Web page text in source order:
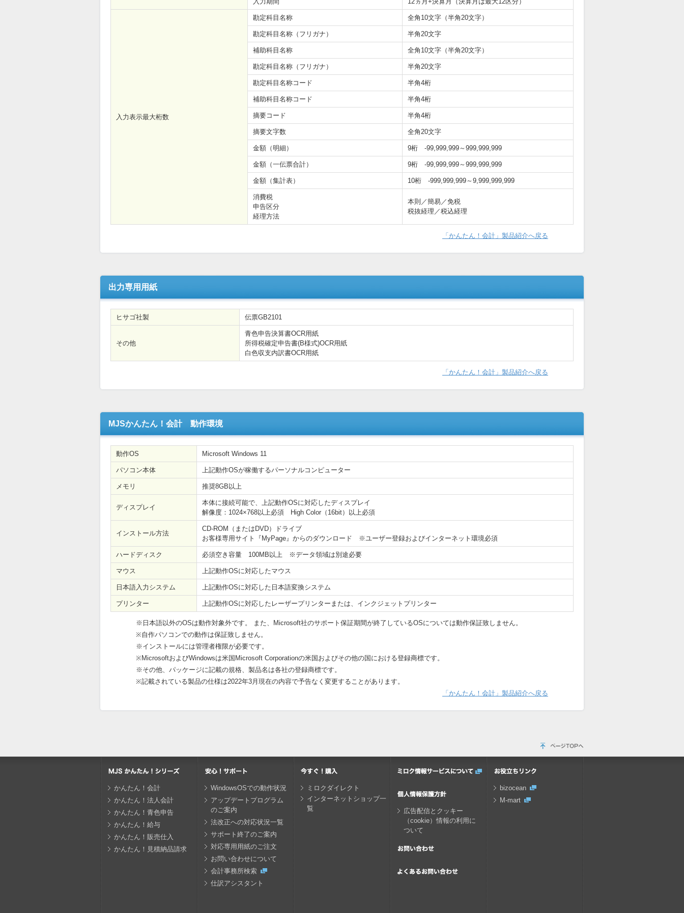
入力表示最大桁数
勘定科目名称 全角10文字（半角20文字）
勘定科目名称（フリガナ） 半角20文字
補助科目名称 全角10文字（半角20文字）
勘定科目名称（フリガナ） 半角20文字
勘定科目名称コード 半角4桁
補助科目名称コード 半角4桁
摘要コード 半角4桁
摘要文字数 全角20文字
金額（明細） 9桁 -99,999,999～999,999,999
金額（一伝票合計） 9桁 -99,999,999～999,999,999
金額（集計表） 10桁 -999,999,999～9,999,999,999
消費税
申告区分
経理方法
本則／簡易／免税
税抜経理／税込経理
「かんたん！会計」製品紹介へ戻る
出力専用用紙
ヒサゴ社製 伝票GB2101
その他
青色申告決算書OCR用紙
所得税確定申告書(B様式)OCR用紙
白色収支内訳書OCR用紙
「かんたん！会計」製品紹介へ戻る
MJSかんたん！会計 動作環境
動作OS Microsoft Windows 11
パソコン本体 上記動作OSが稼働するパーソナルコンピューター
メモリ 推奨8GB以上
ディスプレイ
本体に接続可能で、上記動作OSに対応したディスプレイ
解像度：1024×768以上必須 High Color（16bit）以上必須
インストール方法
CD-ROM（またはDVD）ドライブ
お客様専用サイト『MyPage』からのダウンロード ※ユーザー登録およびインターネット環境必須
ハードディスク 必須空き容量 100MB以上 ※データ領域は別途必要
マウス 上記動作OSに対応したマウス
日本語入力システム 上記動作OSに対応した日本語変換システム
プリンター 上記動作OSに対応したレーザープリンターまたは、インクジェットプリンター
※日本語以外のOSは動作対象外です。 また、Microsoft社のサポート保証期間が終了しているOSについては動作保証致しません。
※自作パソコンでの動作は保証致しません。
※インストールには管理者権限が必要です。
※MicrosoftおよびWindowsは米国Microsoft Corporationの米国およびその他の国における登録商標です。
※その他、パッケージに記載の規格、製品名は各社の登録商標です。
※記載されている製品の仕様は2022年3月現在の内容で予告なく変更することがあります。
「かんたん！会計」製品紹介へ戻る
かんたん！会計
かんたん！法人会計
かんたん！青色申告
かんたん！給与
かんたん！販売仕入
かんたん！見積納品請求
WindowsOSでの動作状況
アップデートプログラム
のご案内
法改正への対応状況一覧
サポート終了のご案内
対応専用用紙のご注文
お問い合わせについて
会計事務所検索
仕訳アシスタント
ミロクダイレクト
インターネットショップ一
覧
広告配信とクッキー
（cookie）情報の利用に
ついて
bizocean
M-mart